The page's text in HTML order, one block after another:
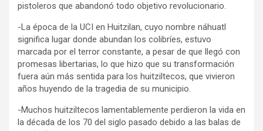
pistoleros que abandonó todo objetivo revolucionario.
-La época de la UCI en Huitzilan, cuyo nombre náhuatl
significa lugar donde abundan los colibríes, estuvo
marcada por el terror constante, a pesar de que llegó con
promesas libertarias, lo que hizo que su transformación
fuera aún más sentida para los huitziltecos, que vivieron
años huyendo de la tragedia de su municipio.
-Muchos huitziltecos lamentablemente perdieron la vida en
la década de los 70 del siglo pasado debido a las balas de